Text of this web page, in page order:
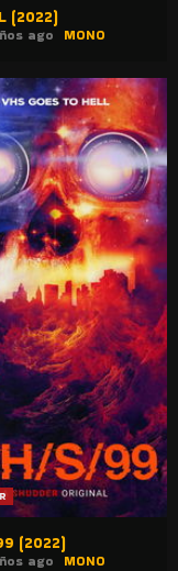
(2022)
ago MONO
(2022)
ago MONO